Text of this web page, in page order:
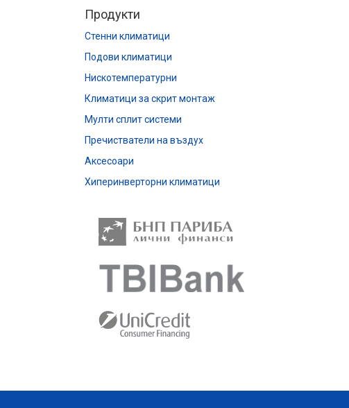
Продукти
Стенни климатици
Подови климатици
Нискотемпературни
Климатици за скрит монтаж
Мулти сплит системи
Пречистватели на въздух
Аксесоари
Хиперинверторни климатици